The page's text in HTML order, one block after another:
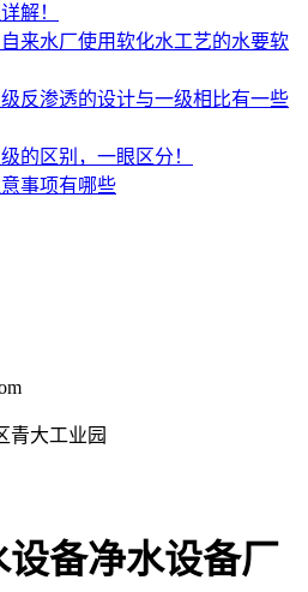
解！
来水厂使用软化水工艺的水要软
反渗透的设计与一级相比有一些
的区别，一眼区分！
事项有哪些
青大工业园
备净水设备厂